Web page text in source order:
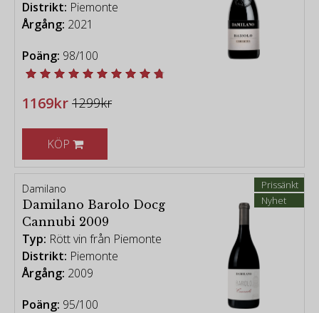
Distrikt: Piemonte
Årgång: 2021
Poäng: 98/100
1169kr 1299kr
KÖP
Prissänkt
Nyhet
Damilano
Damilano Barolo Docg
Cannubi 2009
Typ: Rött vin från Piemonte
Distrikt: Piemonte
Årgång: 2009
Poäng: 95/100